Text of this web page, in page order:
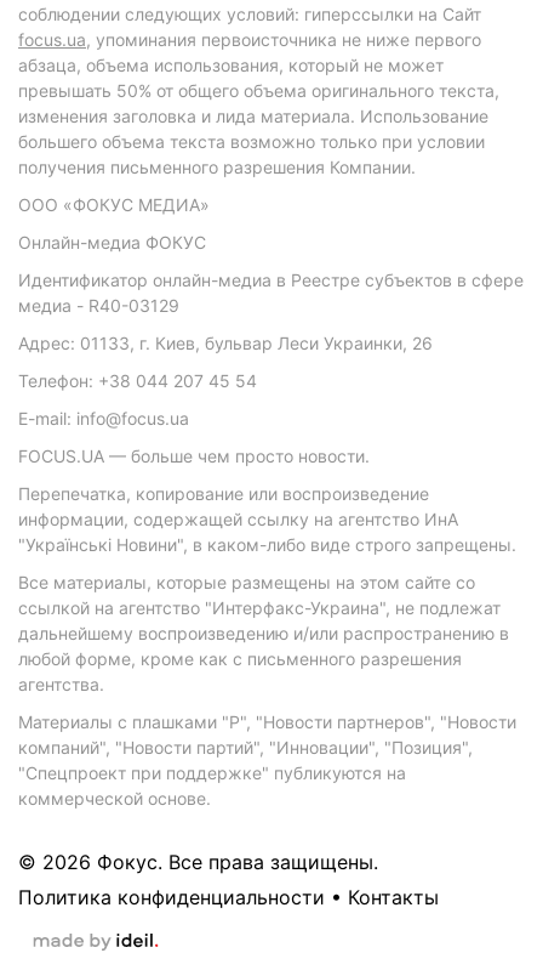
соблюдении следующих условий: гиперссылки на Сайт
focus.ua, упоминания первоисточника не ниже первого
абзаца, объема использования, который не может
превышать 50% от общего объема оригинального текста,
изменения заголовка и лида материала. Использование
большего объема текста возможно только при условии
получения письменного разрешения Компании.
ООО «ФОКУС МЕДИА»
Онлайн-медиа ФОКУС
Идентификатор онлайн-медиа в Реестре субъектов в сфере
медиа - R40-03129
Адрес: 01133, г. Киев, бульвар Леси Украинки, 26
Телефон: +38 044 207 45 54
E-mail: info@focus.ua
FOCUS.UA — больше чем просто новости.
Перепечатка, копирование или воспроизведение
информации, содержащей ссылку на агентство ИнА
"Українські Новини", в каком-либо виде строго запрещены.
Все материалы, которые размещены на этом сайте со
ссылкой на агентство "Интерфакс-Украина", не подлежат
дальнейшему воспроизведению и/или распространению в
любой форме, кроме как с письменного разрешения
агентства.
Материалы с плашками "Р", "Новости партнеров", "Новости
компаний", "Новости партий", "Инновации", "Позиция",
"Спецпроект при поддержке" публикуются на
коммерческой основе.
© 2026 Фокус. Все права защищены.
Политика конфиденциальности • Контакты